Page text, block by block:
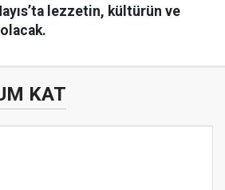
lezzetin, kültürün ve
KAT